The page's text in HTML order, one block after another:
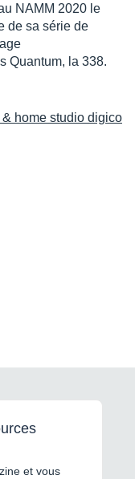
NAMM 2020 le
de sa série de
Quantum, la 338.
home studio digico
et vous